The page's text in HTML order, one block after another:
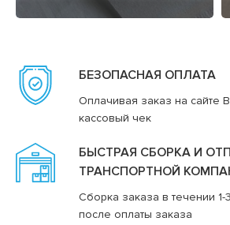
БЕЗОПАСНАЯ ОПЛАТА
Оплачивая заказ на сайте
кассовый чек
БЫСТРАЯ СБОРКА И
ТРАНСПОРТНОЙ
Сборка заказа в течении
после оплаты заказа